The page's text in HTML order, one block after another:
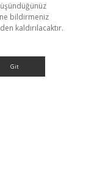
bildirmeniz
kaldırılacaktır.